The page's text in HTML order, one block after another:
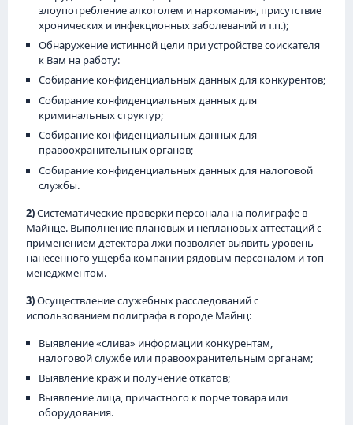
злоупотребление алкоголем и наркомания, присутствие
хронических и инфекционных заболеваний и т.п.);
Обнаружение истинной цели при устройстве соискателя
к Вам на работу:
Собирание конфиденциальных данных для конкурентов;
Собирание конфиденциальных данных для
криминальных структур;
Собирание конфиденциальных данных для
правоохранительных органов;
Собирание конфиденциальных данных для налоговой
службы.
2)Систематические проверки персонала на полиграфе в
Майнце. Выполнение плановых и неплановых аттестаций с
применением детектора лжи позволяет выявить уровень
нанесенного ущерба компании рядовым персоналом и топ-
менеджментом.
3)Осуществление служебных расследований с
использованием полиграфа в городе Майнц:
Выявление «слива» информации конкурентам,
налоговой службе или правоохранительным органам;
Выявление краж и получение откатов;
Выявление лица, причастного к порче товара или
оборудования.